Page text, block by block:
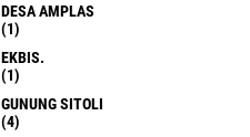
DESA AMPLAS
(1)
EKBIS.
(1)
GUNUNG SITOLI
(4)